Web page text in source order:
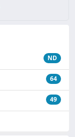
ND
64
49